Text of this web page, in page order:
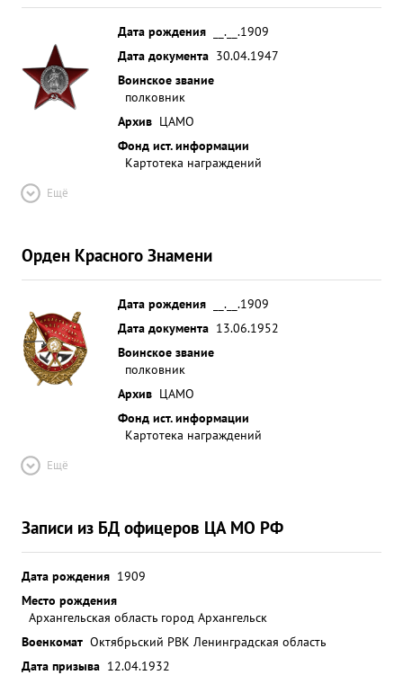
Дата рождения
__.__.1909
Дата документа 30.04.1947
Воинское звание
полковник
Архив ЦАМО
Фонд ист. информации
Картотека награждений
Ещё
Орден Красного Знамени
Дата рождения
__.__.1909
Дата документа 13.06.1952
Воинское звание
полковник
Архив ЦАМО
Фонд ист. информации
Картотека награждений
Ещё
Записи из БД офицеров ЦА МО РФ
Дата рождения 1909
Место рождения
Архангельская область город Архангельск
Военкомат Октябрьский РВК Ленинградская область
Дата призыва 12.04.1932